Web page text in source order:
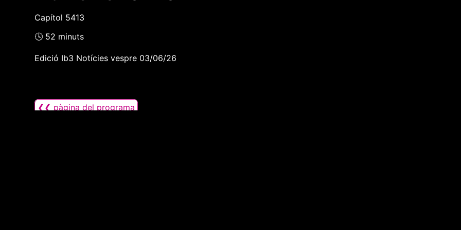
Capítol 5413
🕓 52 minuts
Edició Ib3 Notícies vespre 03/06/26
❮❮ pàgina del programa